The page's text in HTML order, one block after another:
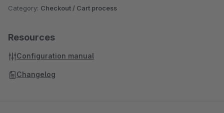
Category: Checkout / Cart process
Resources
Configuration manual
Changelog